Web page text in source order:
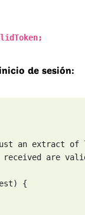
de sesión:
an extract of
are
{